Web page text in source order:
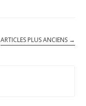
ARTICLES PLUS ANCIENS →